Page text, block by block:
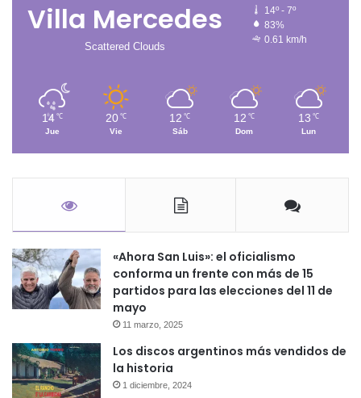
Villa Mercedes
Scattered Clouds
14º - 7º
83%
0.61 km/h
14 ℃
Jue
20 ℃
Vie
12 ℃
Sáb
12 ℃
Dom
13 ℃
Lun
«Ahora San Luis»: el oficialismo
conforma un frente con más de 15
partidos para las elecciones del 11 de
mayo
11 marzo, 2025
Los discos argentinos más vendidos de
la historia
1 diciembre, 2024